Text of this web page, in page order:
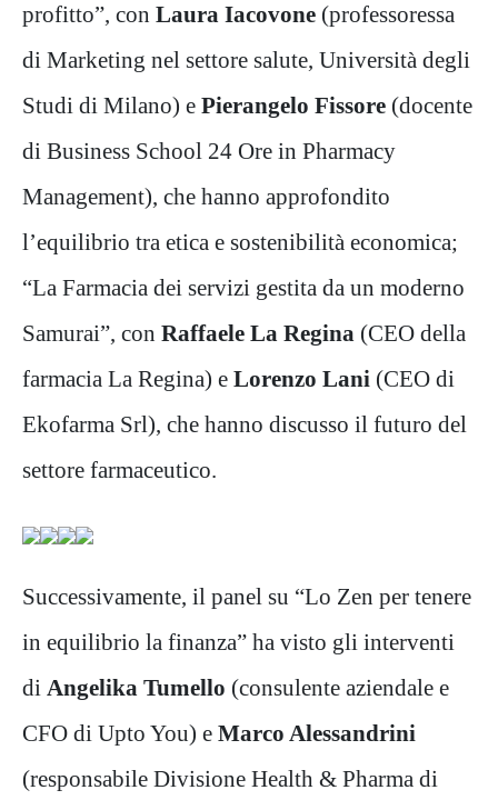
profitto”, con Laura Iacovone (professoressa
di Marketing nel settore salute, Università degli
Studi di Milano) e Pierangelo Fissore (docente
di Business School 24 Ore in Pharmacy
Management), che hanno approfondito
l’equilibrio tra etica e sostenibilità economica;
“La Farmacia dei servizi gestita da un moderno
Samurai”, con Raffaele La Regina (CEO della
farmacia La Regina) e Lorenzo Lani (CEO di
Ekofarma Srl), che hanno discusso il futuro del
settore farmaceutico.
Successivamente, il panel su “Lo Zen per tenere
in equilibrio la finanza” ha visto gli interventi
di Angelika Tumello (consulente aziendale e
CFO di Upto You) e Marco Alessandrini
(responsabile Divisione Health & Pharma di